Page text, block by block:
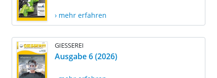
› mehr erfahren
GIESSEREI
Ausgabe 6 (2026)